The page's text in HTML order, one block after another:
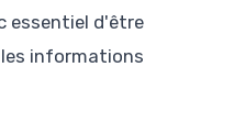
essentiel d'être
informations